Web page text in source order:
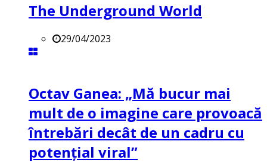
The Underground World
29/04/2023
Octav Ganea: „Mă bucur mai
mult de o imagine care provoacă
întrebări decât de un cadru cu
potenţial viral”